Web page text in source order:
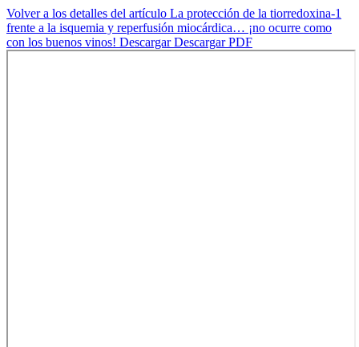
Volver a los detalles del artículo La protección de la tiorredoxina-1
frente a la isquemia y reperfusión miocárdica… ¡no ocurre como
con los buenos vinos! DescargarDescargar PDF